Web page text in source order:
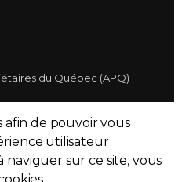
du Québec (APQ)
afin de pouvoir vous
utilisateur
naviguer sur ce site, vous